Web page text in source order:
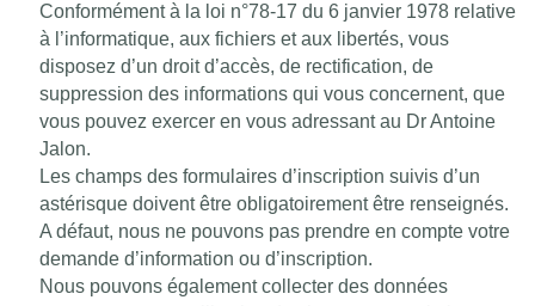
Conformément à la loi n°78-17 du 6 janvier 1978 relative
à l’informatique, aux fichiers et aux libertés, vous
disposez d’un droit d’accès, de rectification, de
suppression des informations qui vous concernent, que
vous pouvez exercer en vous adressant au Dr Antoine
Jalon.
Les champs des formulaires d’inscription suivis d’un
astérisque doivent être obligatoirement être renseignés.
A défaut, nous ne pouvons pas prendre en compte votre
demande d’information ou d’inscription.
Nous pouvons également collecter des données